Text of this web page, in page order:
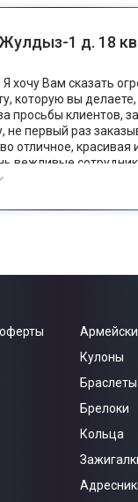
1 д. 18
хочу Вам сказать
которую вы делаете,
просьбы клиентов,
не первый раз
отличное, красивая
вежливые
и
Кулоны
Браслеты
Брелоки
Кольца